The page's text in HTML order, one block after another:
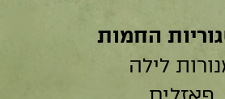
החמות
לילה